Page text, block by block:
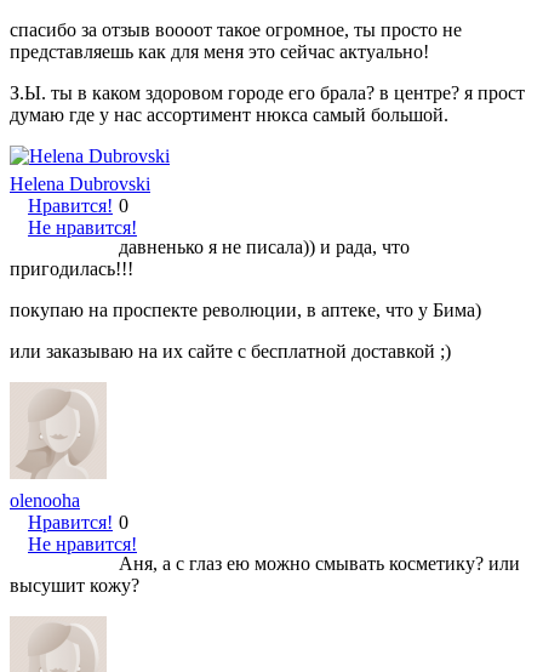
спасибо за отзыв воооот такое огромное, ты просто не
представляешь как для меня это сейчас актуально!
З.Ы. ты в каком здоровом городе его брала? в центре? я прост
думаю где у нас ассортимент нюкса самый большой.
Helena Dubrovski
Нравится!
Не нравится!
0
давненько я не писала)) и рада, что
пригодилась!!!
покупаю на проспекте революции, в аптеке, что у Бима)
или заказываю на их сайте с бесплатной доставкой ;)
olenooha
Нравится!
Не нравится!
0
Аня, а с глаз ею можно смывать косметику? или
высушит кожу?